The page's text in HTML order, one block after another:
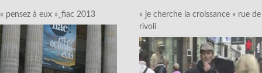
« pensez à eux »_fiac 2013
« je cherche la croissance » rue de
rivoli